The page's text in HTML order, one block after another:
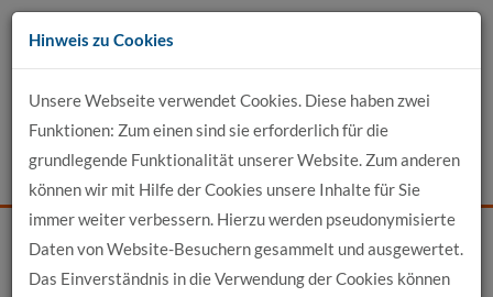
Zum
Inhalt
Events News Login Suche
Kontakt
Startseite News News-Detail
Hinweis zu Cookies
Unsere Webseite verwendet Cookies. Diese haben zwei
Funktionen: Zum einen sind sie erforderlich für die
grundlegende Funktionalität unserer Website. Zum anderen
können wir mit Hilfe der Cookies unsere Inhalte für Sie
immer weiter verbessern. Hierzu werden pseudonymisierte
Daten von Website-Besuchern gesammelt und ausgewertet.
Das Einverständnis in die Verwendung der Cookies können